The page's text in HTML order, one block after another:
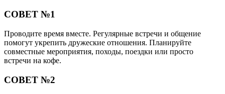
СОВЕТ №1
Проводите время вместе. Регулярные встречи и общение
помогут укрепить дружеские отношения. Планируйте
совместные мероприятия, походы, поездки или просто
встречи на кофе.
СОВЕТ №2